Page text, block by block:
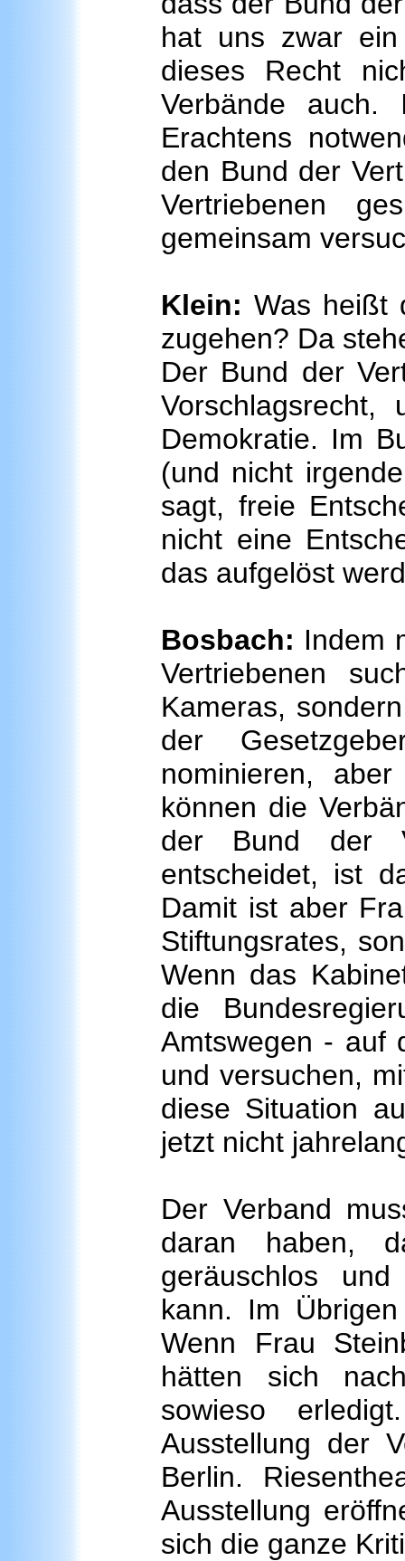
hat uns zwar
dieses Recht
Verbände
Erachtens
den Bund der
Vertriebenen
gemeinsam
Klein: Was heißt
zugehen? Da
Der Bund der
Demokratie. Im
(und nicht
sagt, freie
nicht eine
das aufgelöst
Bosbach: Indem
Vertriebenen
Kameras,
der
nominieren,
können die
der Bund der
entscheidet, ist
Damit ist aber
Stiftungsrates,
Wenn das
die
Amtswegen - auf
und versuchen,
diese Situation
jetzt nicht
Der Verband
daran haben,
geräuschlos
kann. Im
Wenn Frau
hätten sich
sowieso
Ausstellung der
Berlin.
Ausstellung
sich die ganze